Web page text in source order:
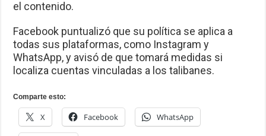
el contenido.
Facebook puntualizó que su política se aplica a
todas sus plataformas, como Instagram y
WhatsApp, y avisó de que tomará medidas si
localiza cuentas vinculadas a los talibanes.
Comparte esto:
X Facebook WhatsApp